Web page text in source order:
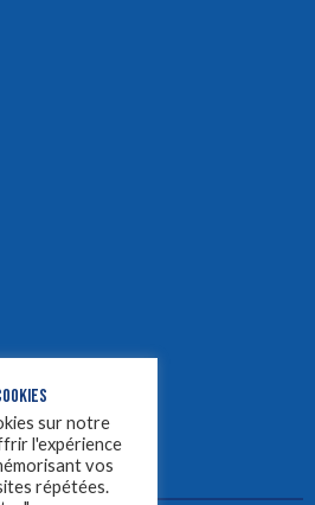
sur notre
l'expérience
vos
répétées.